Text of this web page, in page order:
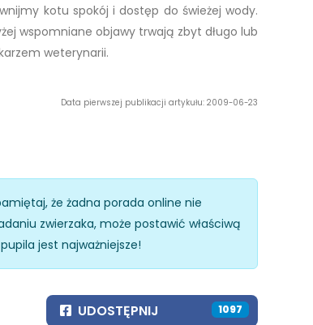
kotu spokój i dostęp do świeżej wody.
wspomniane objawy trwają zbyt długo lub
weterynarii.
Data pierwszej publikacji artykułu: 2009-06-23
że żadna porada online nie
zwierzaka, może postawić właściwą
jest najważniejsze!
UDOSTĘPNIJ 1266